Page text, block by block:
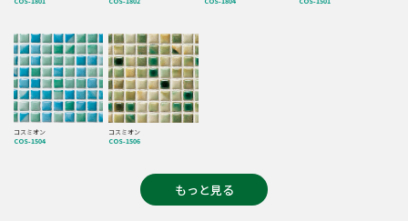
コスミオン
COS-1504
コスミオン
COS-1506
もっと見る